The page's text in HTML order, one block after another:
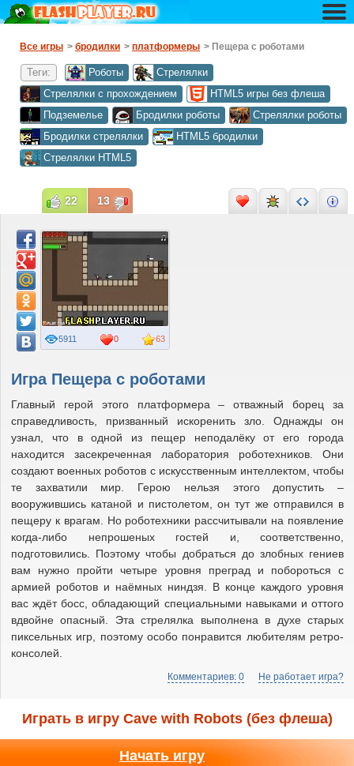
Все игры > бродилки > платформеры > Пещера с роботами
Теги: Роботы
Стрелялки
Стрелялки с прохождением
HTML5 игры без флеша
Подземелье
Бродилки роботы
Стрелялки роботы
Бродилки стрелялки
HTML5 бродилки
Стрелялки HTML5
Игра Пещера с роботами
Главный герой этого платформера – отважный борец за
справедливость, призванный искоренить зло. Однажды он
узнал, что в одной из пещер неподалёку от его города
находится засекреченная лаборатория роботехников. Они
создают военных роботов с искусственным интеллектом, чтобы
те захватили мир. Герою нельзя этого допустить –
вооружившись катаной и пистолетом, он тут же отправился в
пещеру к врагам. Но роботехники рассчитывали на появление
когда-либо непрошеных гостей и, соответственно,
подготовились. Поэтому чтобы добраться до злобных гениев
вам нужно пройти четыре уровня преград и побороться с
армией роботов и наёмных ниндзя. В конце каждого уровня
вас ждёт босс, обладающий специальными навыками и оттого
вдвойне опасный. Эта стрелялка выполнена в духе старых
пиксельных игр, поэтому особо понравится любителям ретро-
консолей.
Комментариев: 0 Не работает игра?
63
5911 0
22 13
Играть в игру Cave with Robots (без флеша)
Начать игру